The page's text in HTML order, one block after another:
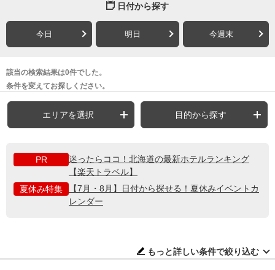
日付から探す
今日 明日 今週末
該当の検索結果は0件でした。
条件を変えてお探しください。
エリアを選択 目的から探す
PR
迷ったらココ！北海道の最新ホテルランキング
【楽天トラベル】
夏休み特集
【7月・8月】日付から探せる！夏休みイベントカ
レンダー
もっと詳しい条件で絞り込む